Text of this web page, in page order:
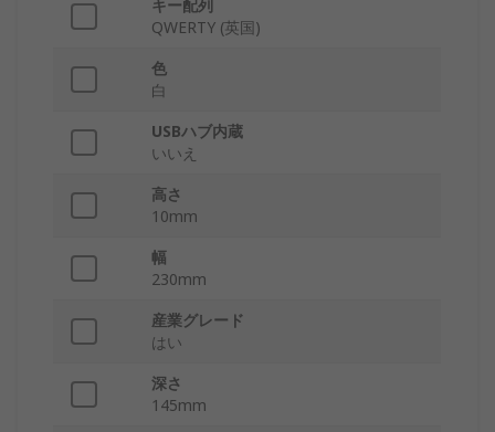
キー配列
QWERTY (英国)
色
白
USBハブ内蔵
いいえ
高さ
10mm
幅
230mm
産業グレード
はい
深さ
145mm